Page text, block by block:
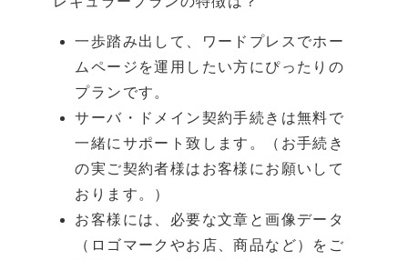
一歩踏み出して、ワードプレスでホー
ムページを運用したい方にぴったりの
プランです。
サーバ・ドメイン契約手続きは無料で
一緒にサポート致します。（お手続き
の実ご契約者様はお客様にお願いして
おります。）
お客様には、必要な文章と画像データ
（ロゴマークやお店、商品など）をご